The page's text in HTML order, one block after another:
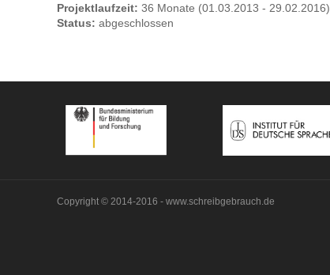
Projektlaufzeit: 36 Monate (01.03.2013 - 29.02.2016)
Status: abgeschlossen
Copyright © 2014-2016 - www.schreibgebrauch.de